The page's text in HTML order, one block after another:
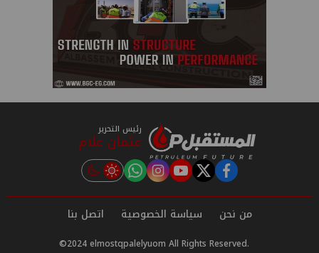
رئيس التحرير
عثمان علام
facebook
twitter
youtube
instagram
tiktok
من نحن سياسة الخصوصية اتصل بنا
©2024 elmostqpalelyuom All Rights Reserved.